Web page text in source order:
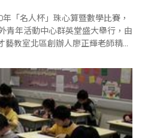
「名人杯」珠心算暨數學比賽，
青年活動中心群英堂盛大舉行，由
教室北區創辦人廖正輝老師精心
納入珠心算總分，而是將珠心算
增加該科目之專業性，實屬創
為七組..